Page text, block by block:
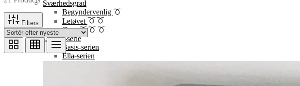
Sværhedsgrad
Begyndervenlig
Letøvet
Øvet
Design-serie
Basis-serien
Ella-serien
Filters